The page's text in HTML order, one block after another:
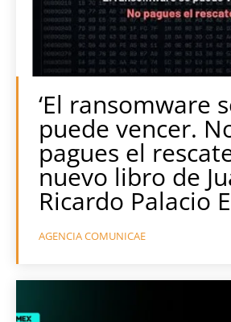
‘El ransomware
puede vencer.
pagues el
nuevo libro de
Ricardo Palacio
AGENCIA COMUNICAE